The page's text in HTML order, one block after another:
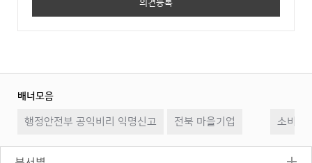
배너모음
시
지
음
행정안전부 공익비리 익명신고 전북 마을기업 소비자